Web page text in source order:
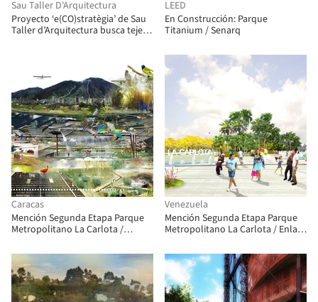
Sau Taller D'Arquitectura
Proyecto ‘e(CO)stratègia’ de Sau
Taller d’Arquitectura busca tejer
LEED
En Construcción: Parque
Titanium / Senarq
Caracas
Mención Segunda Etapa Parque
Metropolitano La Carlota /
Venezuela
Mención Segunda Etapa Parque
Metropolitano La Carlota / Enlace